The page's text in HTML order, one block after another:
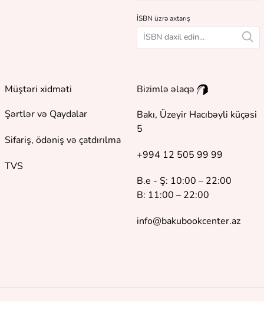
İSBN üzrə axtarış
Müştəri xidməti
Şərtlər və Qaydalar
Sifariş, ödəniş və çatdırılma
TVS
Bizimlə əlaqə
Bakı, Üzeyir Hacıbəyli küçəsi
5
+994 12 505 99 99
B.e - Ş: 10:00 – 22:00
B: 11:00 – 22:00
info@bakubookcenter.az